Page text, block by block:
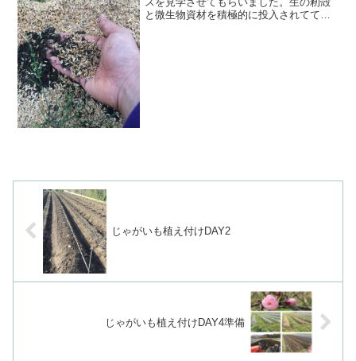
と微生物資材を積極的に投入されてて毎
じゃがいも植え付けDAY2
じゃがいも植え付けDAY4準備